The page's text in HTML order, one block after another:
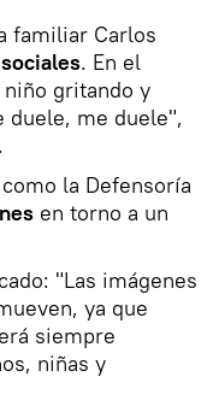
familiar Carlos
. En el
gritando y
duele, me duele",
la Defensoría
en torno a un
"Las imágenes
ya que
siempre
niñas y